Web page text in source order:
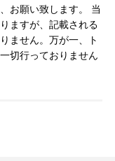
お願い致します。 当
ますが、記載される
ません。万が一、ト
切行っておりません